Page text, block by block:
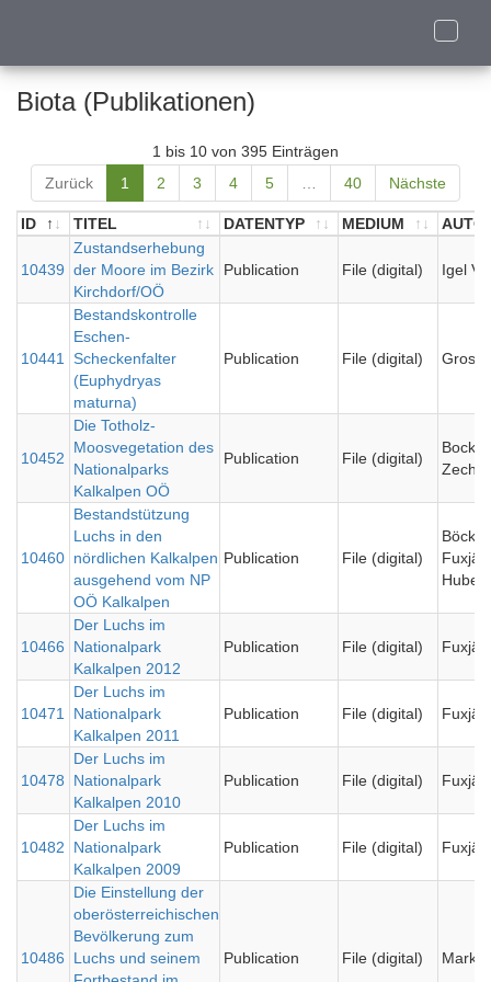
Toggle
Biota (Publikationen)
1 bis 10 von 395 Einträgen
Zurück
1 2 3 4 5 40 Nächste
ID TITEL DATENTYP MEDIUM
TITEL
10439
Zustandserhebung
der Moore im Bezirk
Kirchdorf/OÖ
Publication File (digital) Igel
10441
Bestandskontrolle
Eschen-
Scheckenfalter
(Euphydryas
maturna)
Publication File (digital) Gros
10452
Die Totholz-
Moosvegetation des
Nationalparks
Kalkalpen OÖ
Publication File (digital)
Bock
10460
Bestandstützung
Luchs in den
nördlichen Kalkalpen
ausgehend vom NP
OÖ Kalkalpen
Publication File (digital)
Böck
Huber
10466
Der Luchs im
Nationalpark
Kalkalpen 2012
Publication File (digital)
10471
Der Luchs im
Nationalpark
Kalkalpen 2011
Publication File (digital)
10478
Der Luchs im
Nationalpark
Kalkalpen 2010
Publication File (digital)
10482
Der Luchs im
Nationalpark
Kalkalpen 2009
Publication File (digital)
10486
Die Einstellung der
oberösterreichischen
Bevölkerung zum
Luchs und seinem
Publication File (digital)